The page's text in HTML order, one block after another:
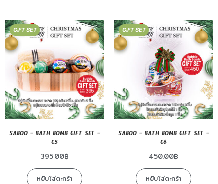
GIFT SET
SABOO – BATH BOMB GIFT SET –
05
395.00฿
หยิบใส่ตะกร้า
GIFT SET
SABOO – BATH BOMB GIFT SET –
06
450.00฿
หยิบใส่ตะกร้า